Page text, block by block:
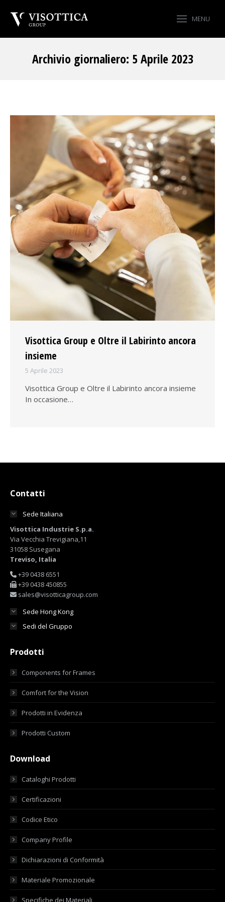
MENU
Archivio giornaliero: 5 Aprile 2023
Visottica Group e Oltre il Labirinto ancora
insieme
5 Aprile 2023
Visottica Group e Oltre il Labirinto ancora insieme
In occasione…
Contatti
Sede Italiana
Visottica Industrie S.p.a.
Via Vecchia Trevigiana,11
31058 Susegana
Treviso, Italia
+39 0438 6551
+39 0438 450855
sales@visotticagroup.com
Sede Hong Kong
Sedi del Gruppo
Prodotti
Components for Frames
Comfort for the Vision
Prodotti in Evidenza
Prodotti Custom
Download
Cataloghi Prodotti
Certificazioni
Codice Etico
Company Profile
Dichiarazioni di Conformità
Materiale Promozionale
Specifiche dei Materiali